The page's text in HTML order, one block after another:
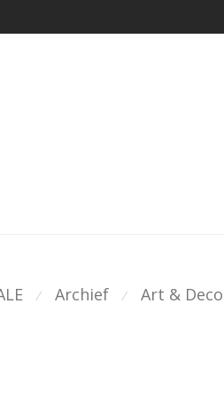
⁄ Archief ⁄ Art &